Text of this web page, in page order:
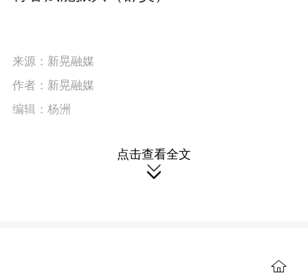
来源：新晃融媒
作者：新晃融媒
编辑：杨洲
本站原创文章，转载请附上原文链接。
点击查看全文
